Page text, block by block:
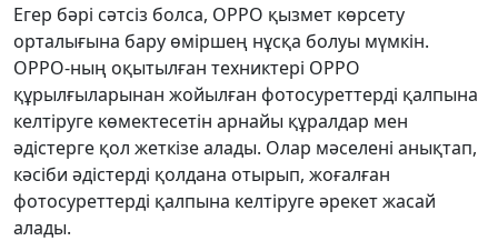
Егер бәрі сәтсіз болса, OPPO қызмет көрсету
орталығына бару өміршең нұсқа болуы мүмкін.
OPPO-ның оқытылған техниктері OPPO
құрылғыларынан жойылған фотосуреттерді қалпына
келтіруге көмектесетін арнайы құралдар мен
әдістерге қол жеткізе алады. Олар мәселені анықтап,
кәсіби әдістерді қолдана отырып, жоғалған
фотосуреттерді қалпына келтіруге әрекет жасай
алады.